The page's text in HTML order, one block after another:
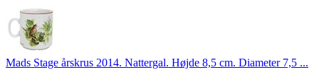
Mads Stage årskrus 2014. Nattergal. Højde 8,5 cm. Diameter 7,5 ...